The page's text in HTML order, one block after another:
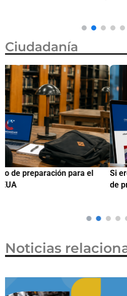
Ciudadanía
Si eres residente ingresa a
de preparación para el examen
Noticias